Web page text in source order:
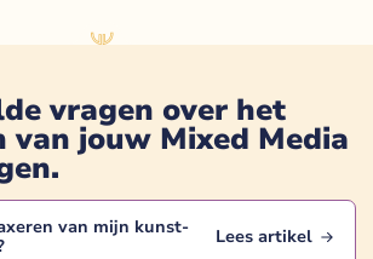
vragen over het
van jouw Mixed Media
.
van mijn kunst-
Lees artikel